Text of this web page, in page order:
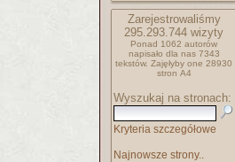
Zarejestrowaliśmy
295.293.744 wizyty
Ponad 1062 autorów
napisało dla nas 7343
tekstów. Zajęłyby one 28930
stron A4
Wyszukaj na stronach:
Kryteria szczegółowe
Najnowsze strony..